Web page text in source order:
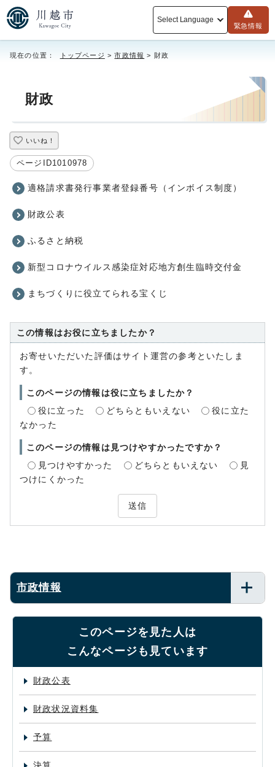
Select Language
緊急情報
現在の位置： トップページ >市政情報 > 財政
財政
いいね！
ページID1010978
適格請求書発行事業者登録番号（インボイス制度）
財政公表
ふるさと納税
新型コロナウイルス感染症対応地方創生臨時交付金
まちづくりに役立てられる宝くじ
この情報はお役に立ちましたか？
お寄せいただいた評価はサイト運営の参考といたしま
す。
このページの情報は役に立ちましたか？
役に立った
どちらともいえない
役に立た
なかった
このページの情報は見つけやすかったですか？
見つけやすかった
どちらともいえない
見
つけにくかった
送信
市政情報
このページを見た人は
こんなページも見ています
財政公表
財政状況資料集
予算